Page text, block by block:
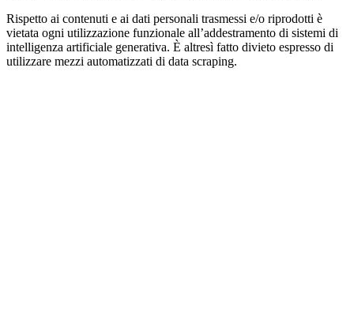
Rispetto ai contenuti e ai dati personali trasmessi e/o riprodotti è
vietata ogni utilizzazione funzionale all’addestramento di sistemi di
intelligenza artificiale generativa. È altresì fatto divieto espresso di
utilizzare mezzi automatizzati di data scraping.